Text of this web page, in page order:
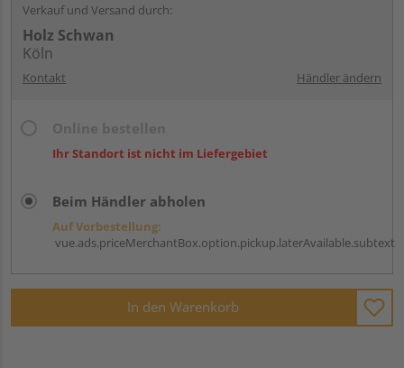
Verkauf und Versand durch:
Holz Schwan
Köln
Kontakt Händler ändern
Ihr Standort ist nicht im Liefergebiet
Beim Händler abholen
Auf Vorbestellung:
vue.ads.priceMerchantBox.option.pickup.laterAvailable.subtext
In den Warenkorb